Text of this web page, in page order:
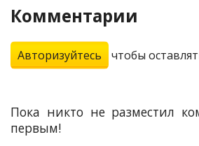
Комментарии
Авторизуйтесь чтобы
Пока никто не разместил
первым!